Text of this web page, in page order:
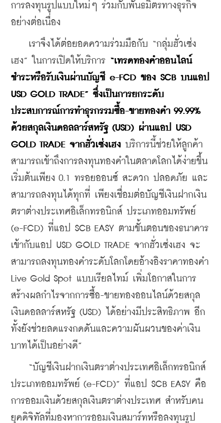
การลงทุนรูปแบบใหม่ๆ ร่วมกับพันธมิตรทางธุรกิจ
อย่างต่อเนื่อง
เราจึงได้ต่อยอดความร่วมมือกับ “กลุ่มฮั่วเซ่ง
เฮง” ในการเปิดให้บริการ “เทรดทองคำออนไลน์
ชำระหรือรับเงินผ่านบัญชี e-FCD ของ SCB บนแอป
USD GOLD TRADE” ซึ่งเป็นการยกระดับ
ประสบการณ์การทำธุรกรรมซื้อ-ขายทองคำ 99.99%
ด้วยสกุลเงินดอลลาร์สหรัฐ (USD) ผ่านแอป USD
GOLD TRADE จากฮั่วเซ่งเฮง บริการนี้ช่วยให้ลูกค้า
สามารถเข้าถึงการลงทุนทองคำในตลาดโลกได้ง่ายขึ้น
เริ่มต้นเพียง 0.1 ทรอยออนซ์ สะดวก ปลอดภัย และ
สามารถลงทุนได้ทุกที่ เพียงเชื่อมต่อบัญชีเงินฝากเงิน
ตราต่างประเทศอิเล็กทรอนิกส์ ประเภทออมทรัพย์
(e-FCD) ที่แอป SCB EASY ตามขั้นตอนของธนาคาร
เข้ากับแอป USD GOLD TRADE จากฮั่วเซ่งเฮง จะ
สามารถลงทุนทองคำระดับโลกโดยอ้างอิงราคาทองคำ
Live Gold Spot แบบเรียลไทม์ เพิ่มโอกาสในการ
สร้างผลกำไรจากการซื้อ-ขายทองออนไลน์ด้วยสกุล
เงินดอลลาร์สหรัฐ (USD) ได้อย่างมีประสิทธิภาพ อีก
ทั้งยังช่วยลดแรงกดดันและความผันผวนของค่าเงิน
บาทได้เป็นอย่างดี”
“บัญชีเงินฝากเงินตราต่างประเทศอิเล็กทรอนิกส์
ประเภทออมทรัพย์ (e-FCD)” ที่แอป SCB EASY คือ
การออมเงินด้วยสกุลเงินตราต่างประเทศ สำหรับคน
ยุคดิจิทัลที่มองหาการออมเงินสมาร์ทหรือลงทุนรูป